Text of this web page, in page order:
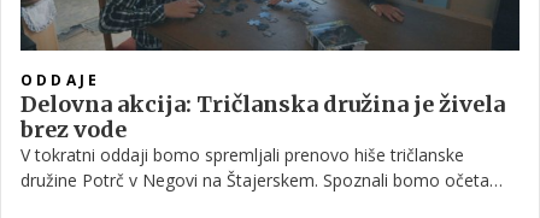
ODDAJE
Delovna akcija: Tričlanska družina je živela
brez vode
V tokratni oddaji bomo spremljali prenovo hiše tričlanske
družine Potrč v Negovi na Štajerskem. Spoznali bomo očeta